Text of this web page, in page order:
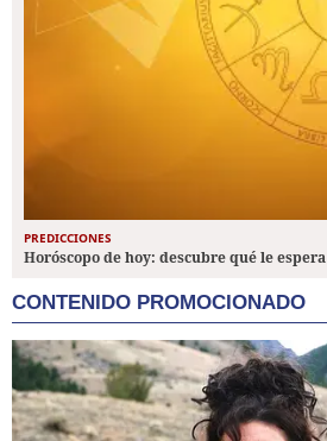
PREDICCIONES
Horóscopo de hoy: descubre qué le
CONTENIDO PROMOCIONADO